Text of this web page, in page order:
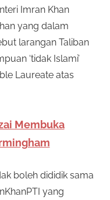
Imran Khan
yang dalam
larangan Taliban
‘tidak Islami’
Laureate atas
Membuka
boleh dididik sama
yang